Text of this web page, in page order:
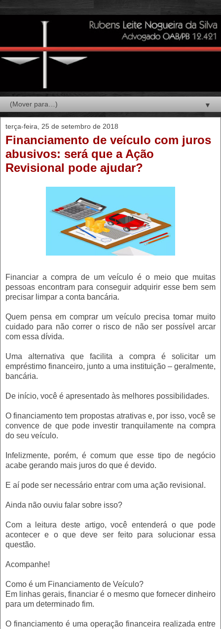
▼
terça-feira, 25 de setembro de 2018
Financiamento de veículo com juros
abusivos: será que a Ação
Revisional pode ajudar?
Financiar a compra de um veículo é o meio que muitas
pessoas encontram para conseguir adquirir esse bem sem
precisar limpar a conta bancária.
Quem pensa em comprar um veículo precisa tomar muito
cuidado para não correr o risco de não ser possível arcar
com essa dívida.
Uma alternativa que facilita a compra é solicitar um
empréstimo financeiro, junto a uma instituição – geralmente,
bancária.
De início, você é apresentado às melhores possibilidades.
O financiamento tem propostas atrativas e, por isso, você se
convence de que pode investir tranquilamente na compra
do seu veículo.
Infelizmente, porém, é comum que esse tipo de negócio
acabe gerando mais juros do que é devido.
E aí pode ser necessário entrar com uma ação revisional.
Ainda não ouviu falar sobre isso?
Com a leitura deste artigo, você entenderá o que pode
acontecer e o que deve ser feito para solucionar essa
questão.
Acompanhe!
Como é um Financiamento de Veículo?
Em linhas gerais, financiar é o mesmo que fornecer dinheiro
para um determinado fim.
O financiamento é uma operação financeira realizada entre